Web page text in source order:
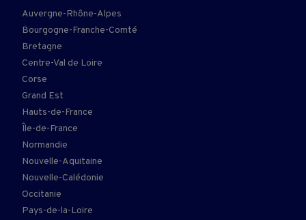
Auvergne-Rhône-Alpes
Bourgogne-Franche-Comté
Bretagne
Centre-Val de Loire
Corse
Grand Est
Hauts-de-France
Île-de-France
Normandie
Nouvelle-Aquitaine
Nouvelle-Calédonie
Occitanie
Pays-de-la-Loire